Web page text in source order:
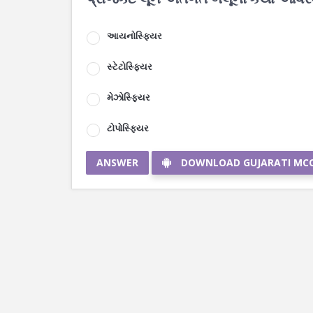
આયનોસ્ફિયર
સ્ટેટોસ્ફિયર
મેઝોસ્ફિયર
ટોપોસ્ફિયર
ANSWER DOWNLOAD GUJARATI